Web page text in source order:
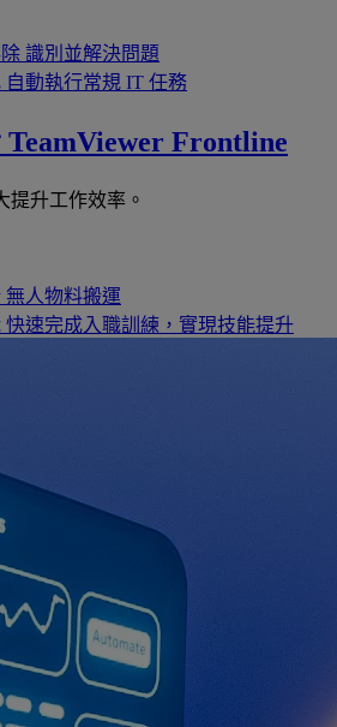
識別並解決問題
自動執行常規 IT 任務
TeamViewer Frontline
提升工作效率。
無人物料搬運
快速完成入職訓練，實現技能提升